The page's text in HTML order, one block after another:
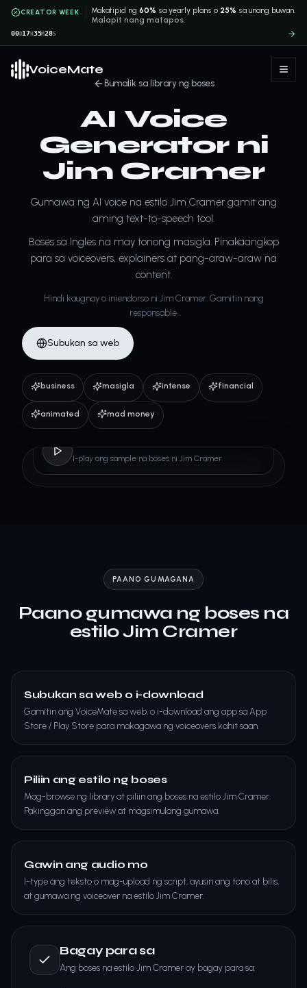
CREATOR WEEK Makatipid ng60% sa yearly plans o 25% sa unang buwan.
Malapit nang matapos.
00D17H 35M28S
VoiceMate
Bumalik sa library ng boses
AI Voice
Generator ni
Jim Cramer
Gumawa ng AI voice na estilo Jim Cramer gamit ang
aming text-to-speech tool.
Boses sa Ingles na may tonong masigla. Pinakaangkop
para sa voiceovers, explainers at pang-araw-araw na
content.
Hindi kaugnay o iniendorso ni Jim Cramer. Gamitin nang
responsable.
Subukan sa web
business masigla intense financial
animated mad money
I-play ang sample na boses ni Jim Cramer
PAANO GUMAGANA
Paano gumawa ng boses na
estilo Jim Cramer
Subukan sa web o i-download
Gamitin ang VoiceMate sa web, o i-download ang app sa App
Store / Play Store para makagawa ng voiceovers kahit saan.
Piliin ang estilo ng boses
Mag-browse ng library at piliin ang boses na estilo Jim Cramer.
Pakinggan ang preview at magsimulang gumawa.
Gawin ang audio mo
I-type ang teksto o mag-upload ng script, ayusin ang tono at bilis,
at gumawa ng voiceover na estilo Jim Cramer.
Bagay para sa
Ang boses na estilo Jim Cramer ay bagay para sa: